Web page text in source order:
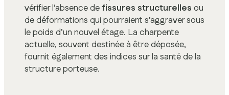
vérifier l’absence defissures structurelles ou
de déformations qui pourraient s’aggraver sous
le poids d’un nouvel étage. La charpente
actuelle, souvent destinée à être déposée,
fournit également des indices sur la santé de la
structure porteuse.